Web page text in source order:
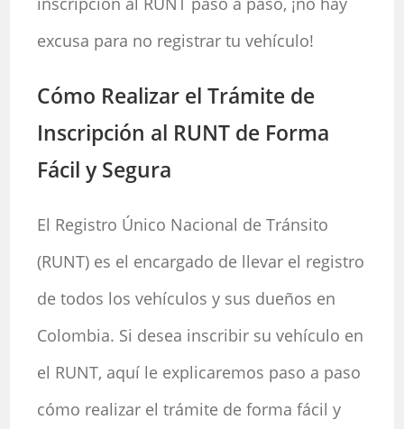
excusa para no registrar tu vehículo!
Cómo Realizar el Trámite de
Inscripción al RUNT de Forma
Fácil y Segura
El Registro Único Nacional de Tránsito
(RUNT) es el encargado de llevar el registro
de todos los vehículos y sus dueños en
Colombia. Si desea inscribir su vehículo en
el RUNT, aquí le explicaremos paso a paso
cómo realizar el trámite de forma fácil y